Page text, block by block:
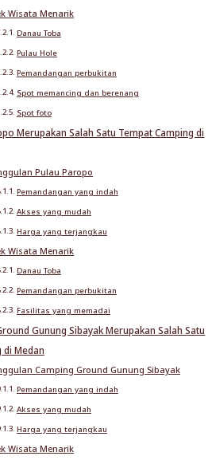
Wisata Menarik
Danau Toba
Pulau Hole
Pemandangan perbukitan
Spot memancing dan berenang
Spot foto
Merupakan Salah Satu Tempat Camping di
Pulau Paropo
Pemandangan yang indah
Akses yang mudah
Harga yang terjangkau
Wisata Menarik
Danau Toba
Pemandangan perbukitan
Fasilitas yang memadai
Gunung Sibayak Merupakan Salah Satu
di Medan
Camping Ground Gunung Sibayak
Pemandangan yang indah
Akses yang mudah
Harga yang terjangkau
Wisata Menarik